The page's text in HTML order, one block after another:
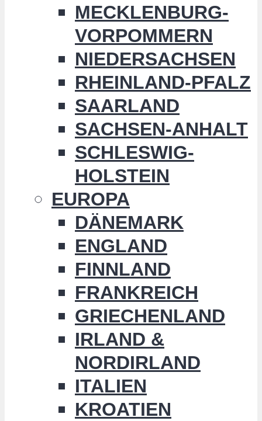
MECKLENBURG-
VORPOMMERN
NIEDERSACHSEN
RHEINLAND-PFALZ
SAARLAND
SACHSEN-ANHALT
SCHLESWIG-
HOLSTEIN
EUROPA
DÄNEMARK
ENGLAND
FINNLAND
FRANKREICH
GRIECHENLAND
IRLAND &
NORDIRLAND
ITALIEN
KROATIEN